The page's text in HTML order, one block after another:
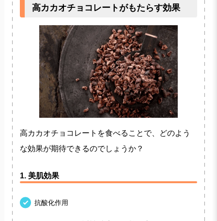
高カカオチョコレートがもたらす効果
高カカオチョコレートを食べることで、どのよう
な効果が期待できるのでしょうか？
1. 美肌効果
抗酸化作用